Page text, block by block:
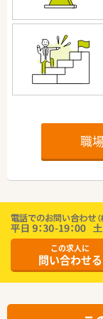
職
この求人に
問い合わせる